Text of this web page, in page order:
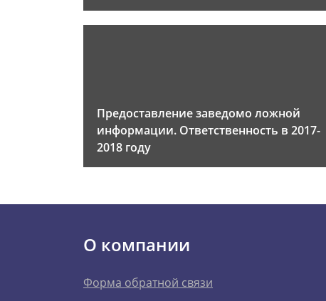
Предоставление заведомо ложной
информации. Ответственность в 2017-
2018 году
О компании
Форма обратной связи